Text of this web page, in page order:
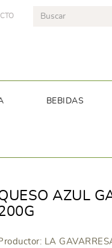
BEBIDAS
AZUL
LA